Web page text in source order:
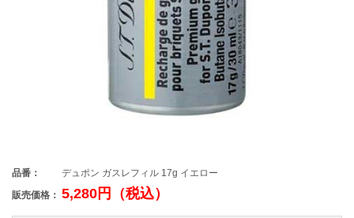
品番：
デュポン ガスレフィル 17g イエロー
販売価格： 5,280円（税込）